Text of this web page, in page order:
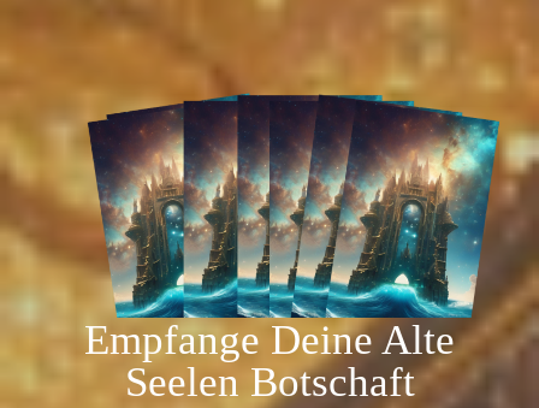
Empfange Deine Alte
Seelen Botschaft